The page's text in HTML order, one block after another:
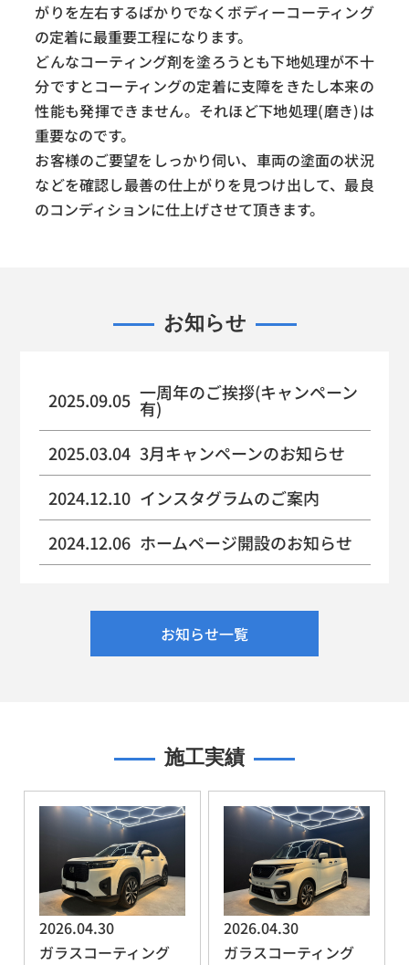
がりを左右するばかりでなくボディーコーティング
の定着に最重要工程になります。
どんなコーティング剤を塗ろうとも下地処理が不十
分ですとコーティングの定着に支障をきたし本来の
性能も発揮できません。それほど下地処理(磨き)は
重要なのです。
お客様のご要望をしっかり伺い、車両の塗面の状況
などを確認し最善の仕上がりを見つけ出して、最良
のコンディションに仕上げさせて頂きます。
お知らせ
2025.09.05 一周年のご挨拶(キャンペーン
有)
2025.03.04 3月キャンペーンのお知らせ
2024.12.10 インスタグラムのご案内
2024.12.06 ホームページ開設のお知らせ
お知らせ一覧
施工実績
2026.04.30
ガラスコーティング
2026.04.30
ガラスコーティング